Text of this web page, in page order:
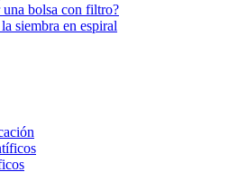
una bolsa con filtro?
siembra en espiral